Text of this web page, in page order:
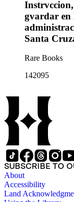
gvardar en
Santa
Rare Books
142095
SUBSCRIBE TO
About
Accessibility
Land